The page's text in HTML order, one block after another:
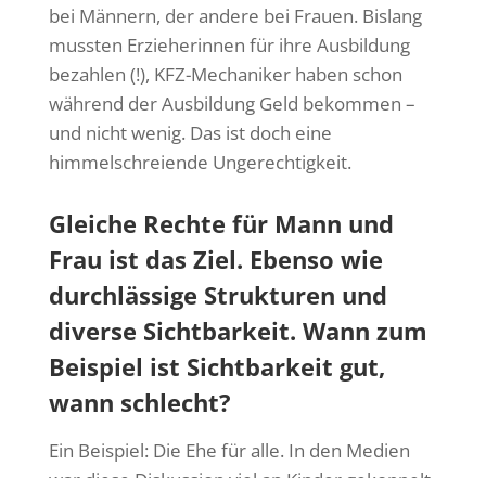
bei Männern, der andere bei Frauen. Bislang
mussten Erzieherinnen für ihre Ausbildung
bezahlen (!), KFZ-Mechaniker haben schon
während der Ausbildung Geld bekommen –
und nicht wenig. Das ist doch eine
himmelschreiende Ungerechtigkeit.
Gleiche Rechte für Mann und
Frau ist das Ziel. Ebenso wie
durchlässige Strukturen und
diverse Sichtbarkeit. Wann zum
Beispiel ist Sichtbarkeit gut,
wann schlecht?
Ein Beispiel: Die Ehe für alle. In den Medien